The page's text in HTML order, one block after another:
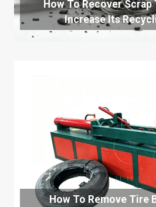
How To Recover
Increase Its
How To Remove Tire